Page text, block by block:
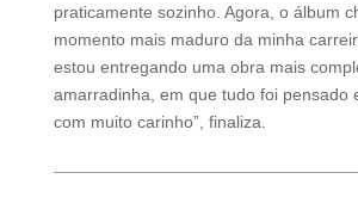
praticamente sozinho. Agora, o álbum
momento mais maduro da minha
estou entregando uma obra mais
amarradinha, em que tudo foi pensado
com muito carinho”, finaliza.